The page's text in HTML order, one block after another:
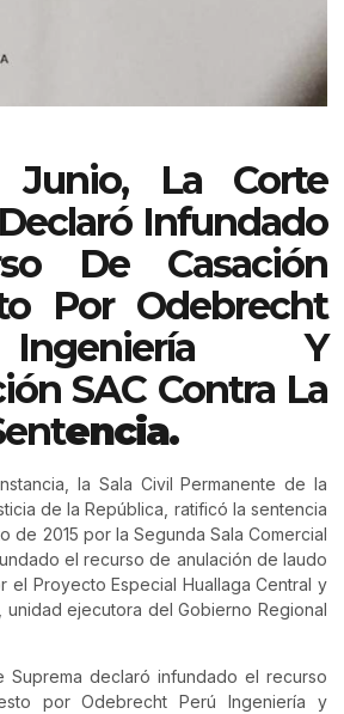
La Corte
Infundado
De Casación
Por Odebrecht
Y
SAC Contra La
Encia.
la Sala Civil Permanente de la
de la República, ratificó la sentencia
de 2015 por la Segunda Sala Comercial
el recurso de anulación de laudo
el Proyecto Especial Huallaga Central y
unidad ejecutora del Gobierno Regional
Suprema declaró infundado el recurso
por Odebrecht Perú Ingeniería y